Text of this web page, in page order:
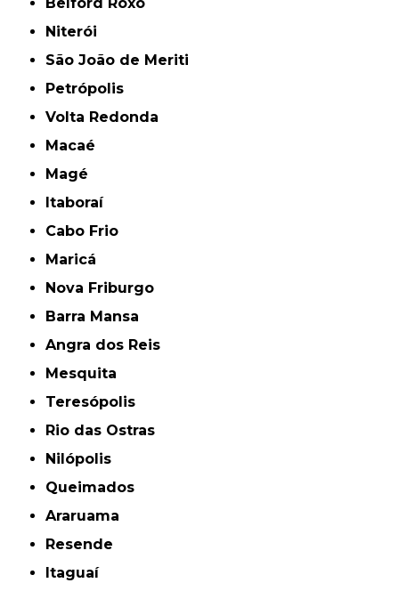
Niterói
São João de Meriti
Petrópolis
Volta Redonda
Macaé
Magé
Itaboraí
Cabo Frio
Maricá
Nova Friburgo
Barra Mansa
Angra dos Reis
Mesquita
Teresópolis
Rio das Ostras
Nilópolis
Queimados
Araruama
Resende
Itaguaí